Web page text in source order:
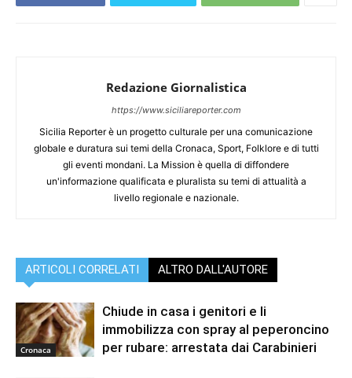
Redazione Giornalistica
https://www.siciliareporter.com
Sicilia Reporter è un progetto culturale per una comunicazione
globale e duratura sui temi della Cronaca, Sport, Folklore e di tutti
gli eventi mondani. La Mission è quella di diffondere
un'informazione qualificata e pluralista su temi di attualità a
livello regionale e nazionale.
ARTICOLI CORRELATI ALTRO DALL'AUTORE
Cronaca
Chiude in casa i genitori e li
immobilizza con spray al peperoncino
per rubare: arrestata dai Carabinieri